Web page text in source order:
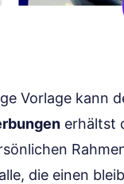
Vorlage kann
erhältst
die einen